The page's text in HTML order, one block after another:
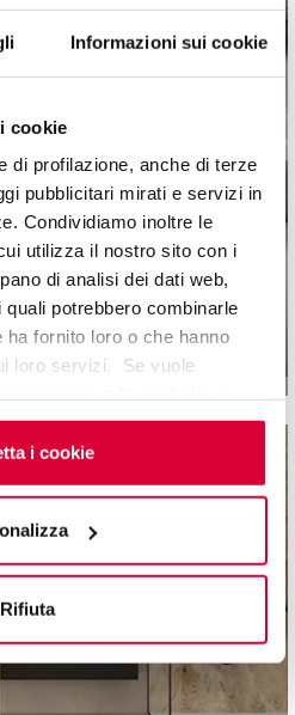
Informazioni sui cookie
cookie
di profilazione, anche di terze
pubblicitari mirati e servizi in
Condividiamo inoltre le
utilizza il nostro sito con i
di analisi dei dati web,
potrebbero combinarle
fornito loro o che hanno
loro servizi. Se vuole
può essere espresso
i cookie”. Se non vuole i
il consenso sul tasto
i cookie
Rifiuta
Цемента